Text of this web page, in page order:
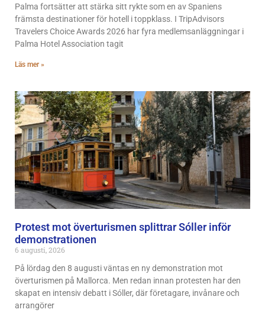
Palma fortsätter att stärka sitt rykte som en av Spaniens
främsta destinationer för hotell i toppklass. I TripAdvisors
Travelers Choice Awards 2026 har fyra medlemsanläggningar i
Palma Hotel Association tagit
Läs mer »
Protest mot överturismen splittrar Sóller inför
demonstrationen
6 augusti, 2026
På lördag den 8 augusti väntas en ny demonstration mot
överturismen på Mallorca. Men redan innan protesten har den
skapat en intensiv debatt i Sóller, där företagare, invånare och
arrangörer